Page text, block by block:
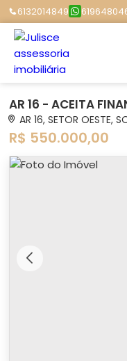
6132014849
AR 16 - ACEITA
AR 16, SETOR OESTE,
R$ 550.000,00